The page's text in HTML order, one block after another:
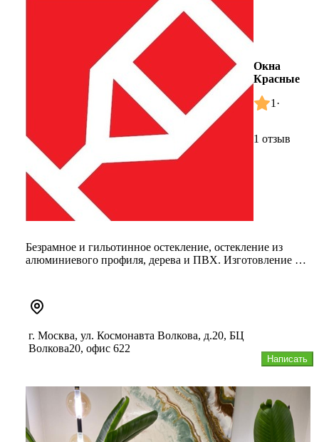
Окна
Красные
1 ·
1 отзыв
Безрамное и гильотинное остекление, остекление из
алюминиевого профиля, дерева и ПВХ. Изготовление и
Написать
г. Москва, ул. Космонавта Волкова, д.20, БЦ
Волкова20, офис 622